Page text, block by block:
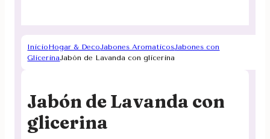
InicioHogar & DecoJabones AromaticosJabones con
GlicerinaJabón de Lavanda con glicerina
Jabón de Lavanda con
glicerina